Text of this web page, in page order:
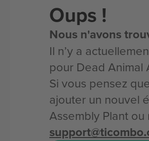
Oups !
Nous n'avons
Il n’y a
pour Dead Animal
Si vous pensez
ajouter un nouvel
Assembly Plant